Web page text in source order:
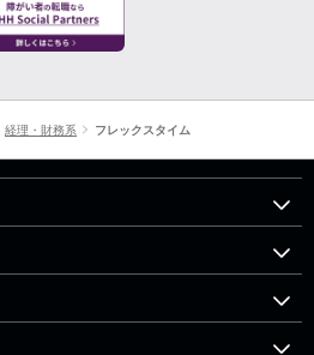
経理・財務系 フレックスタイム